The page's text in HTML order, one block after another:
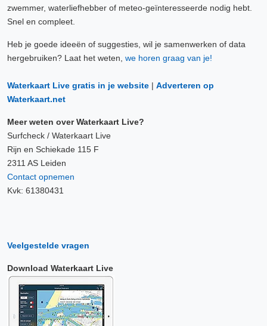
zwemmer, waterliefhebber of meteo-geïnteresseerde nodig hebt.
Snel en compleet.
Heb je goede ideeën of suggesties, wil je samenwerken of data
hergebruiken? Laat het weten, we horen graag van je!
Waterkaart Live gratis in je website | Adverteren op
Waterkaart.net
Meer weten over Waterkaart Live?
Surfcheck / Waterkaart Live
Rijn en Schiekade 115 F
2311 AS Leiden
Contact opnemen
Kvk: 61380431
Veelgestelde vragen
Download Waterkaart Live